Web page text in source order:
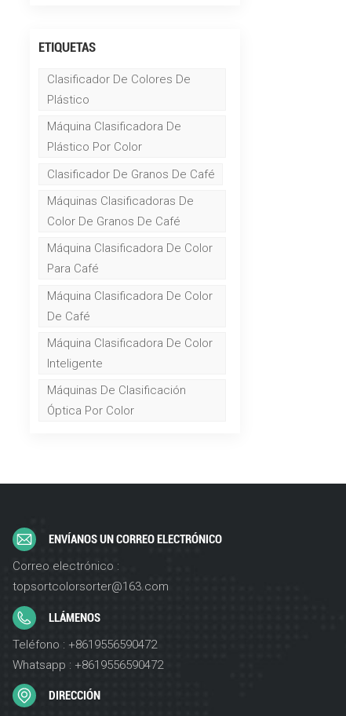
ETIQUETAS
Clasificador De Colores De
Plástico
Máquina Clasificadora De
Plástico Por Color
Clasificador De Granos De Café
Máquinas Clasificadoras De
Color De Granos De Café
Máquina Clasificadora De Color
Para Café
Máquina Clasificadora De Color
De Café
Máquina Clasificadora De Color
Inteligente
Máquinas De Clasificación
Óptica Por Color
ENVÍANOS UN CORREO ELECTRÓNICO
Correo electrónico :
topsortcolorsorter@163.com
LLÁMENOS
Teléfono : +8619556590472
Whatsapp : +8619556590472
DIRECCIÓN